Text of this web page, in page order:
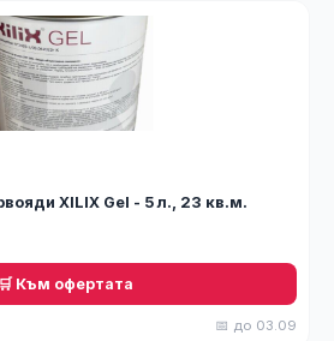
XILIX Gel - 5 л., 23 кв.м.
🛒 Към офертата
📅 до 03.09